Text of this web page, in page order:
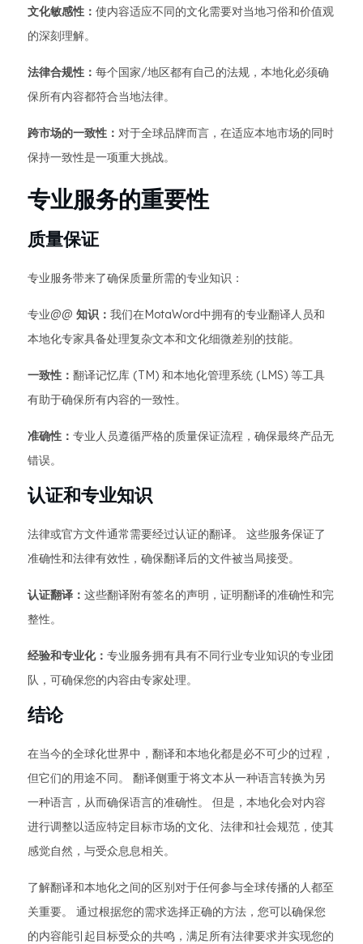
文化敏感性： 使内容适应不同的文化需要对当地习俗和价值观
的深刻理解。
法律合规性： 每个国家/地区都有自己的法规，本地化必须确
保所有内容都符合当地法律。
跨市场的一致性： 对于全球品牌而言，在适应本地市场的同时
保持一致性是一项重大挑战。
专业服务的重要性
质量保证
专业服务带来了确保质量所需的专业知识：
专业@@ 知识： 我们在MotaWord中拥有的专业翻译人员和
本地化专家具备处理复杂文本和文化细微差别的技能。
一致性： 翻译记忆库 (TM) 和本地化管理系统 (LMS) 等工具
有助于确保所有内容的一致性。
准确性： 专业人员遵循严格的质量保证流程，确保最终产品无
错误。
认证和专业知识
法律或官方文件通常需要经过认证的翻译。 这些服务保证了
准确性和法律有效性，确保翻译后的文件被当局接受。
认证翻译： 这些翻译附有签名的声明，证明翻译的准确性和完
整性。
经验和专业化： 专业服务拥有具有不同行业专业知识的专业团
队，可确保您的内容由专家处理。
结论
在当今的全球化世界中，翻译和本地化都是必不可少的过程，
但它们的用途不同。 翻译侧重于将文本从一种语言转换为另
一种语言，从而确保语言的准确性。 但是，本地化会对内容
进行调整以适应特定目标市场的文化、法律和社会规范，使其
感觉自然，与受众息息相关。
了解翻译和本地化之间的区别对于任何参与全球传播的人都至
关重要。 通过根据您的需求选择正确的方法，您可以确保您
的内容能引起目标受众的共鸣，满足所有法律要求并实现您的